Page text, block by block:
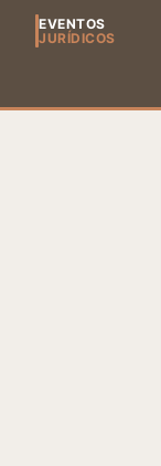
EVENTOS
JURÍDICOS